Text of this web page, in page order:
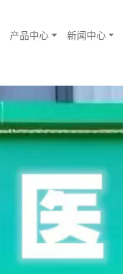
产品中心 新闻中心